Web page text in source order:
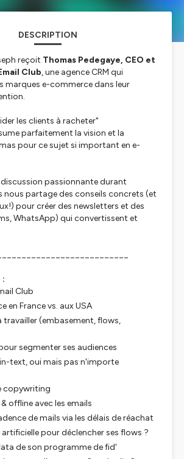
DESCRIPTION
reçoit Thomas Pedegaye, CEO et
Club, une agence CRM qui
marques e-commerce dans leur
les clients à racheter"
parfaitement la vision et la
pour ce sujet si important en e-
discussion passionnante durant
nous partage des conseils concrets (et
pour créer des newsletters et des
WhatsApp) qui convertissent et
:
Club
en France vs. aux USA
travailler (embasement, flows,
segmenter ses audiences
text, oui mais pas n'importe
copywriting
offline avec les emails
de mails via les délais de réachat
pour déclencher ses flows ?
de son programme de fid'